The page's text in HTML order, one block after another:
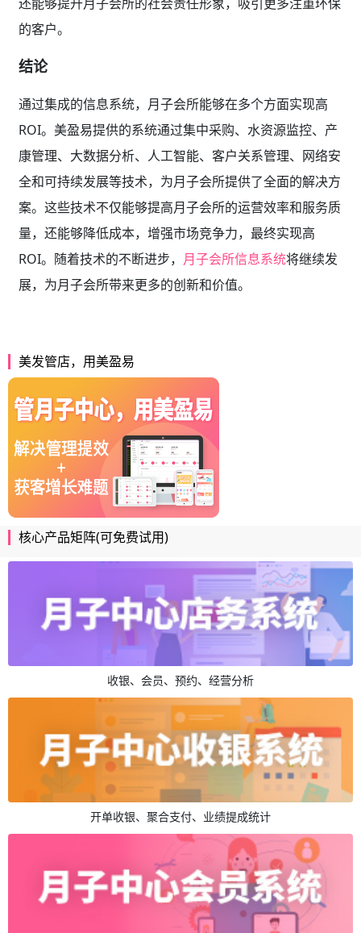
的客户。
结论
通过集成的信息系统，月子会所能够在多个方面实现高
ROI。美盈易提供的系统通过集中采购、水资源监控、产
康管理、大数据分析、人工智能、客户关系管理、网络安
全和可持续发展等技术，为月子会所提供了全面的解决方
案。这些技术不仅能够提高月子会所的运营效率和服务质
量，还能够降低成本，增强市场竞争力，最终实现高
ROI。随着技术的不断进步， 月子会所信息系统将继续发
展，为月子会所带来更多的创新和价值。
美发管店，用美盈易
核心产品矩阵(可免费试用)
收银、会员、预约、经营分析
开单收银、聚合支付、业绩提成统计